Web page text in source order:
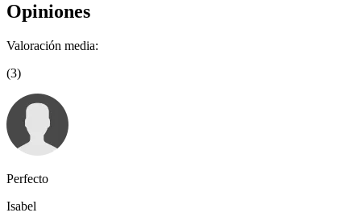
Opiniones
Valoración media:
(3)
Perfecto
Isabel